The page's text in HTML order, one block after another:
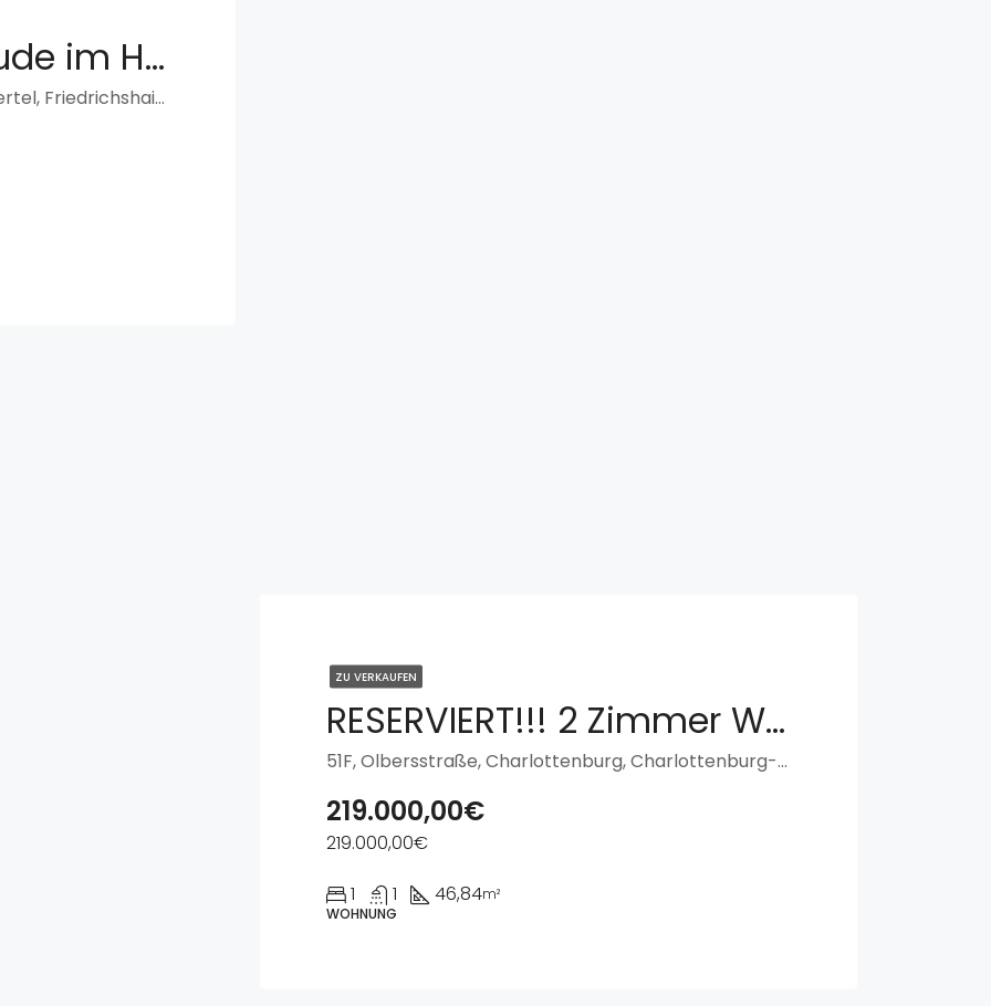
Ikonisches Gebäude im Herzen von Friedrichshain
38, Proskauer Straße, Samariterviertel, Friedrichshain, Friedrichshain-Kreuzberg, Berlin, 10247, Deutschland
ZU VERKAUFEN
RESERVIERT!!! 2 Zimmer Wohnung
51F, Olbersstraße, Charlottenburg, Charlottenburg-Wilmersdorf, Berlin, 10589, Deutschland
219.000,00€
219.000,00€
1
1 46,84m²
WOHNUNG